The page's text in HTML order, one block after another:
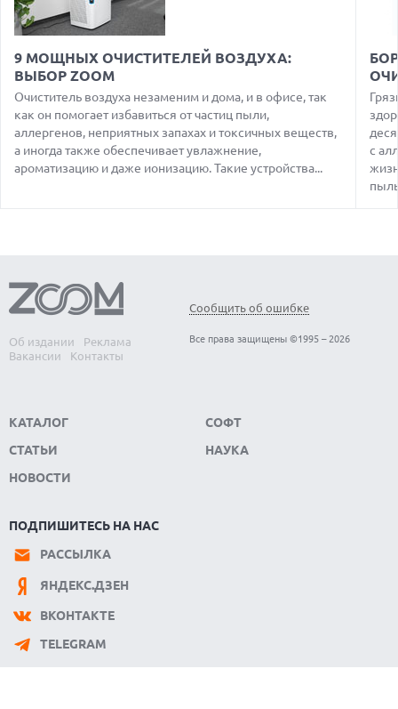
07.08.2026
ХАКЕР ПРИЗНАЛ ВИНУ ВО ВЗЛОМЕ SNOWFLAKE И КРАЖЕ
ДАННЫХ МИЛЛИОНОВ ПОЛЬЗОВАТЕЛЕЙ
ЭЛЕКТРИЧЕСКИЙ ПИКАП FORD FATHOM ВРЯД ЛИ
ПОВТОРИТ УСПЕХ ЛЕГЕНДАРНЫХ МОДЕЛЕЙ КОМПАНИИ
07.08.2026
OPENAI УБРАЛА ОГРАНИЧЕНИЯ НА ТЕКСТОВЫЕ ЧАТЫ ДЛЯ
08.08.2026
ANTHROPIC РАЗРАБАТЫВАЕТ СОБСТВЕННЫЕ ЧИПЫ ДЛЯ ИИ
SUNO ВНЕДРЯЕТ ВОДЯНЫЕ ЗНАКИ ДЛЯ AI-ТРЕКОВ НА
ФОНЕ СУДЕБНЫХ РАЗБИРАТЕЛЬСТВ
9 МОЩНЫХ ОЧИСТИТЕЛЕЙ ВОЗДУХА:
ВЫБОР ZOOM
Очиститель воздуха незаменим и дома, и в офисе, так
как он помогает избавиться от частиц пыли,
аллергенов, неприятных запахах и токсичных веществ,
а иногда также обеспечивает увлажнение,
ароматизацию и даже ионизацию. Такие устройства...
с
Об издании
Реклама
Вакансии
Контакты
Сообщить об ошибке
Все права защищены ©1995 – 2026
КАТАЛОГ
СТАТЬИ
НОВОСТИ
СОФТ
НАУКА
ПОДПИШИТЕСЬ НА НАС
РАССЫЛКА
ЯНДЕКС.ДЗЕН
ВКОНТАКТЕ
TELEGRAM